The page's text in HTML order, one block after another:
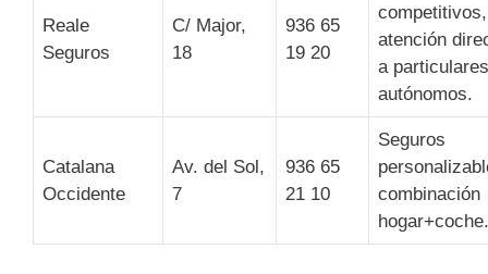
Reale
Seguros
C/ Major,
18
936 65
19 20
competitivos,
atención
a
autónomos.
Catalana
Occidente
Av. del Sol,
7
936 65
21 10
Seguros
combinación
hogar+coche.